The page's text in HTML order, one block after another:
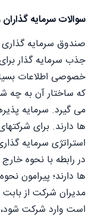
سوالات سرمایه
صندوق سرمایه
جذب سرمایه گذار
خصوصی اطلاعات
که ساختار آن به چه
می گیرد. سرمایه
ها دارند. برای
استراتژی سرمایه
در رابطه با نحوه
ها دارند؛ پیرامون
مدیران شرکت از
است وارد شرکت شود،